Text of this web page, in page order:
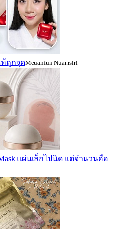
ถูกจุดMeuanfun Nuamsiri
Mask แผ่นเล็กไปนิด แต่จำนวนคือ